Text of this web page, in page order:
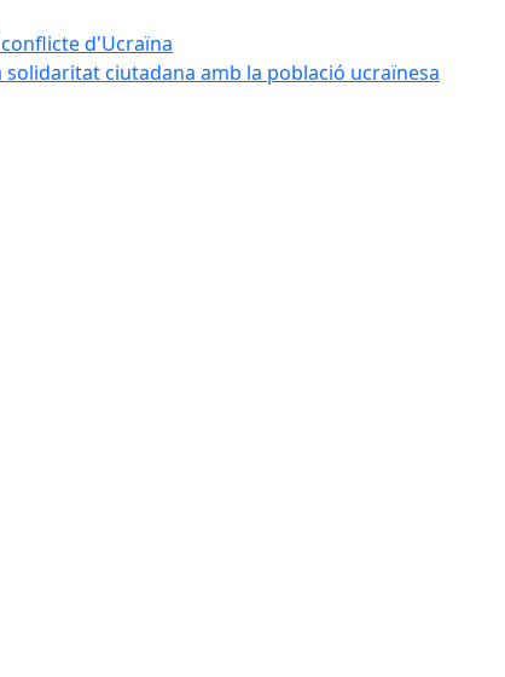
d'Ucraïna
solidaritat ciutadana amb la població ucraïnesa